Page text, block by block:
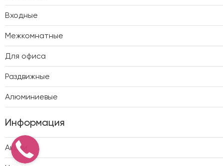
Входные
Межкомнатные
Для офиса
Раздвижные
Алюминиевые
Информация
Акции